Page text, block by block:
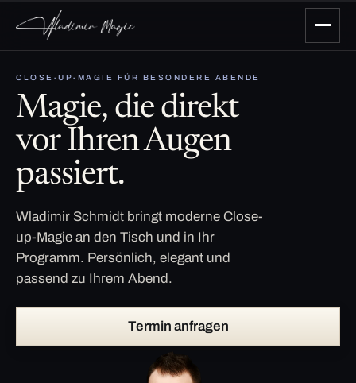
CLOSE-UP-MAGIE FÜR BESONDERE ABENDE
Magie, die direkt
vor Ihren Augen
passiert.
Wladimir Schmidt bringt moderne Close-
up-Magie an den Tisch und in Ihr
Programm. Persönlich, elegant und
passend zu Ihrem Abend.
Termin anfragen